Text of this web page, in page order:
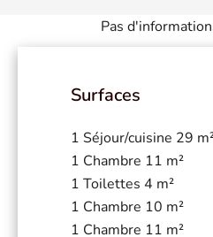
Pas
Surfaces
1 Séjour/cuisine 29
1 Chambre 11 m²
1 Toilettes 4 m²
1 Chambre 10 m²
1 Chambre 11 m²